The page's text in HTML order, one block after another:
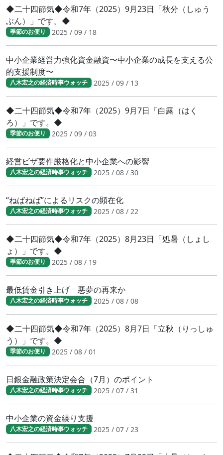
◆二十四節気◆令和7年（2025）9月23日「秋分（しゅう
ぶん）」です。◆
季節のお便り 2025 / 09 / 18
中小企業経営力強化資金融資〜中小企業の成長を支える公
的支援制度〜
八木宏之の経済時事ウォッチ 2025 / 09 / 13
◆二十四節気◆令和7年（2025）9月7日「白露（はく
ろ）」です。◆
季節のお便り 2025 / 09 / 03
経営ビザ要件厳格化と中小企業への影響
八木宏之の経済時事ウォッチ 2025 / 08 / 30
“ねばねば”によるリスクの顕在化
八木宏之の経済時事ウォッチ 2025 / 08 / 22
◆二十四節気◆令和7年（2025）8月23日「処暑（しょし
ょ）」です。◆
季節のお便り 2025 / 08 / 19
最低賃金引き上げ 悪夢の再来か
八木宏之の経済時事ウォッチ 2025 / 08 / 08
◆二十四節気◆令和7年（2025）8月7日「立秋（りっしゅ
う）」です。◆
季節のお便り 2025 / 08 / 01
日銀金融政策決定会合（7月）のポイント
八木宏之の経済時事ウォッチ 2025 / 07 / 31
中小企業の資金繰り支援
八木宏之の経済時事ウォッチ 2025 / 07 / 23